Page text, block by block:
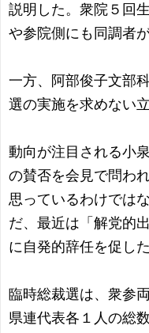
説明した。衆院５回
や参院側にも同調者
一方、阿部俊子文部
選の実施を求めない
動向が注目される小
の賛否を会見で問わ
思っているわけでは
だ、最近は「解党的
に自発的辞任を促し
臨時総裁選は、衆参
県連代表各１人の総